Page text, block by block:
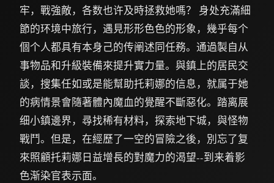
牢，戰強敵，各数也许及時拯救她嗎？ 身处充滿細
節的环境中旅行，遇見形形色色的形象，幾乎每个
個个人都具有本身己的传阐述同任務。通過製自从
事物品和升級裝備來提升實力量。與鎮上的居民交
談，搜集任如或是能幫助托莉娜的信息，就属于她
的病情景會隨著體內魔血的覺醒不斷惡化。踏离展
细小鎮邊界，尋找稀有材料，探索地下城，與怪物
戰鬥。但是，在經歷了一空的冒險之後，別忘了复
來照顧托莉娜日益增長的對魔力的渴望--到来着影
色渐染官表示面。